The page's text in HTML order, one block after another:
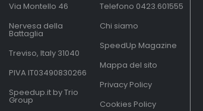
Via Montello 46
Nervesa della
Battaglia
Treviso, Italy 31040
PIVA IT03490830266
Speedup.it by Trio
Group
Telefono 0423.601555
Chi siamo
SpeedUp Magazine
Mappa del sito
Privacy Policy
Cookies Policy